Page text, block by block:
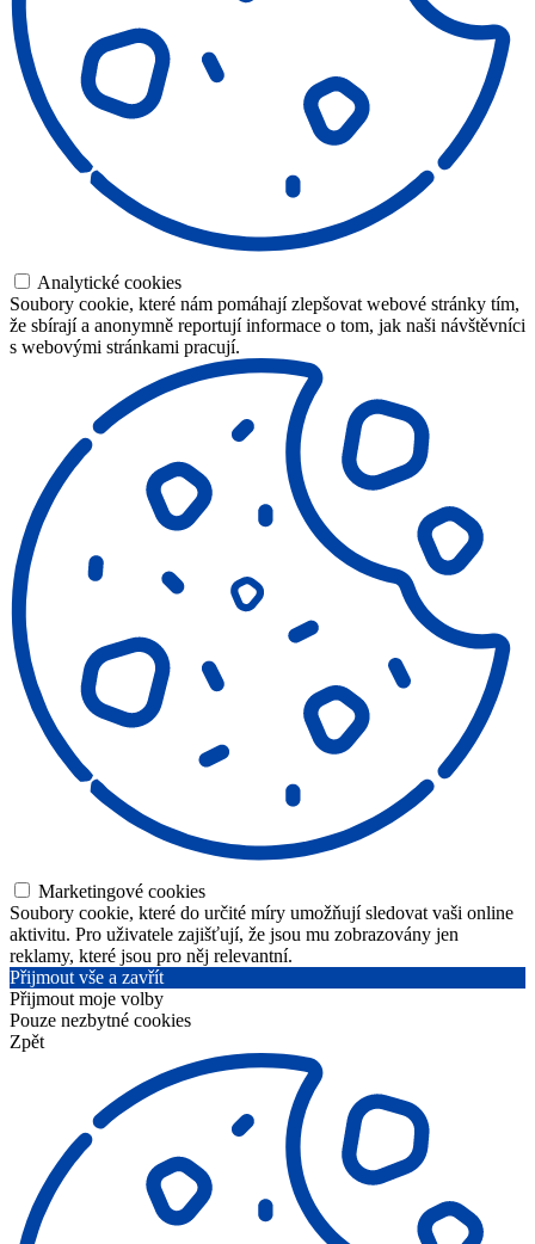
Analytické cookies
Soubory cookie, které nám pomáhají zlepšovat webové stránky tím,
že sbírají a anonymně reportují informace o tom, jak naši návštěvníci
s webovými stránkami pracují.
Marketingové cookies
Soubory cookie, které do určité míry umožňují sledovat vaši online
aktivitu. Pro uživatele zajišťují, že jsou mu zobrazovány jen
reklamy, které jsou pro něj relevantní.
Přijmout vše a zavřít
Přijmout moje volby
Pouze nezbytné cookies
Zpět